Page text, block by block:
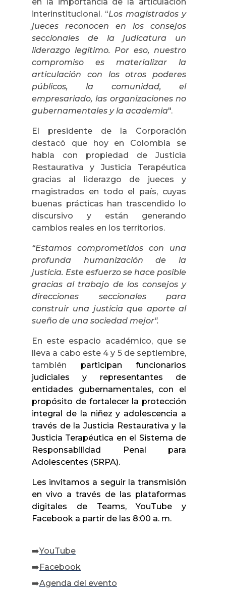
interinstitucional. “Los magistrados y
jueces reconocen en los consejos
seccionales de la judicatura un
liderazgo legítimo. Por eso, nuestro
compromiso es materializar la
articulación con los otros poderes
públicos, la comunidad, el
empresariado, las organizaciones no
gubernamentales y la academia".
El presidente de la Corporación
destacó que hoy en Colombia se
habla con propiedad de Justicia
Restaurativa y Justicia Terapéutica
gracias al liderazgo de jueces y
magistrados en todo el país, cuyas
buenas prácticas han trascendido lo
discursivo y están generando
cambios reales en los territorios.
“Estamos comprometidos con una
profunda humanización de la
justicia. Este esfuerzo se hace posible
gracias al trabajo de los consejos y
direcciones seccionales para
construir una justicia que aporte al
sueño de una sociedad mejor".
En este espacio académico, que se
lleva a cabo este 4 y 5 de septiembre,
también participan funcionarios
judiciales y representantes de
entidades gubernamentales, con el
propósito de fortalecer la protección
integral de la niñez y adolescencia a
través de la Justicia Restaurativa y la
Justicia Terapéutica en el Sistema de
Responsabilidad Penal para
Adolescentes (SRPA).
Les invitamos a seguir la transmisión
en vivo a través de las plataformas
digitales de Teams, YouTube y
Facebook a partir de las 8:00 a. m.
➡️YouTube
➡️Facebook
➡️Agenda del evento